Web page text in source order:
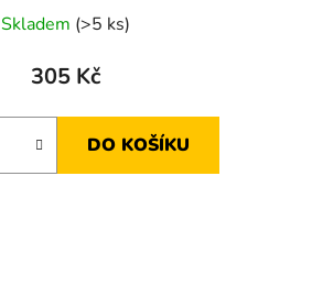
Skladem (>5 ks)
305 Kč
DO KOŠÍKU